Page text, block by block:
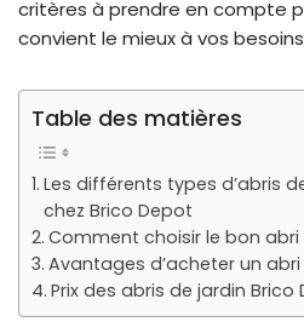
critères à prendre en compte
convient le mieux à vos
Table des matières
Les différents types d’abris
chez Brico Depot
Comment choisir le bon abri
Avantages d’acheter un
Prix des abris de jardin Brico